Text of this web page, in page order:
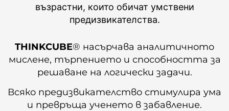
възрастни, които обичат умствени
предизвикателства.
THINKCUBE® насърчава аналитичното
мислене, търпението и способността за
решаване на логически задачи.
Всяко предизвикателство стимулира ума
и превръща ученето в забавление.